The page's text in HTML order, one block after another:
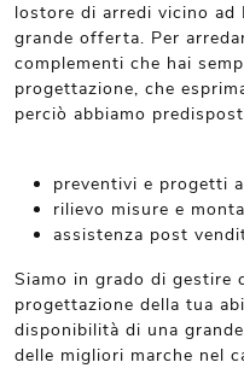
lostore di arredi vicino ad
grande offerta. Per
complementi che hai
progettazione, che
perciò abbiamo
preventivi e progetti
rilievo misure e
assistenza post
Siamo in grado di gestire
progettazione della tua
disponibilità di una
delle migliori marche nel